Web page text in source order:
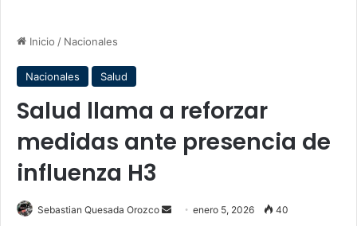
Inicio / Nacionales
Nacionales Salud
Salud llama a reforzar
medidas ante presencia de
influenza H3
Sebastian Quesada Orozco
Sendenero 5, 2026 40